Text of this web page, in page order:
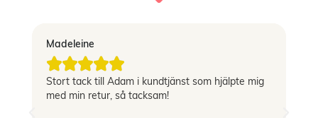
Madeleine

Stort tack till Adam i kundtjänst som hjälpte mig
med min retur, så tacksam!